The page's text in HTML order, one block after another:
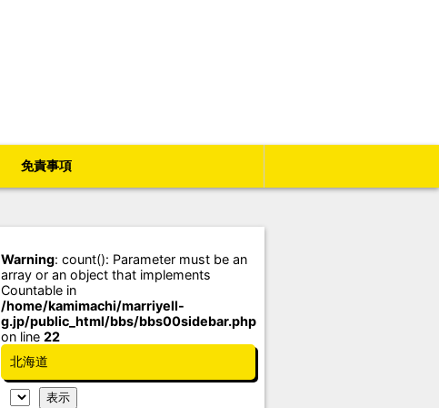
免責事項
Warning: count(): Parameter must be an
array or an object that implements
Countable in
/home/kamimachi/marriyell-
g.jp/public_html/bbs/bbs00sidebar.php
on line 22
北海道